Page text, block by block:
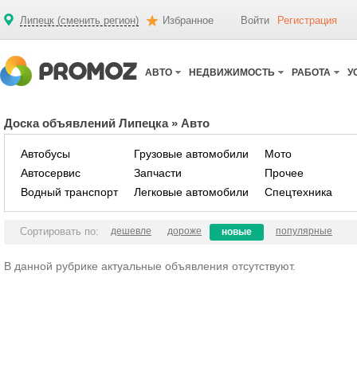
Липецк (сменить регион) Избранное Войти Регистрация
АВТО НЕДВИЖИМОСТЬ РАБОТА
Доска объявлений Липецка» Авто
Автобусы
Автосервис
Водный транспорт
Грузовые автомобили
Запчасти
Легковые автомобили
Мото
Прочее
Спецтехника
Сортировать по: дешевле дороже новые популярные
В данной рубрике актуальные объявления отсутствуют.